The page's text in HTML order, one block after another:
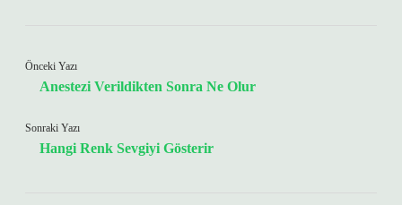
Önceki Yazı
Anestezi Verildikten Sonra Ne Olur
Sonraki Yazı
Hangi Renk Sevgiyi Gösterir